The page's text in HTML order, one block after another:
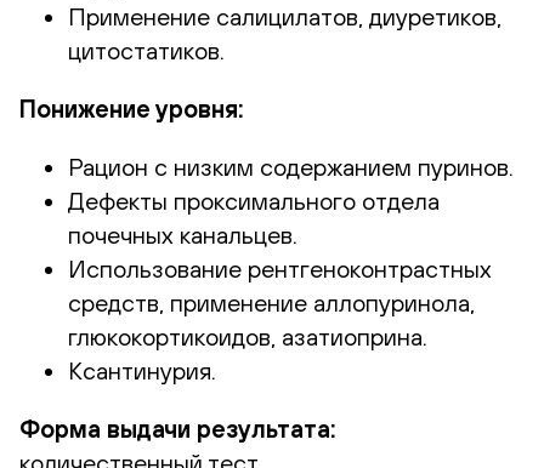
Применение салицилатов, диуретиков,
цитостатиков.
Понижение уровня:
Рацион с низким содержанием пуринов.
Дефекты проксимального отдела
почечных канальцев.
Использование рентгеноконтрастных
средств, применение аллопуринола,
глюкокортикоидов, азатиоприна.
Ксантинурия.
Форма выдачи результата:
количественный тест.